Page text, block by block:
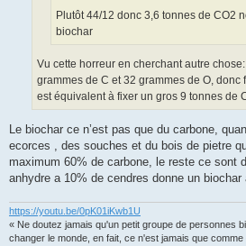
Plutôt 44/12 donc 3,6 tonnes de CO2
biochar
Vu cette horreur en cherchant autre
grammes de C et 32 grammes de O,
est équivalent à fixer un gros 9 tonnes de
Le biochar ce n’est pas que du carbone,
ecorces , des souches et du bois de pietre
maximum 60% de carbone, le reste ce sont
anhydre a 10% de cendres donne un biochar
https://youtu.be/0pK01iKwb1U
« Ne doutez jamais qu'un petit groupe de personnes
changer le monde, en fait, ce n'est jamais que